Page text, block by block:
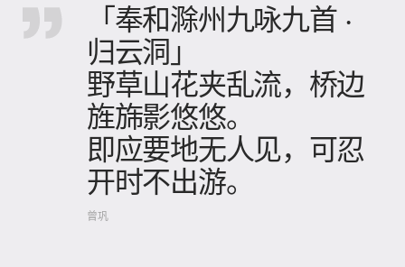
「奉和滁州九咏九首 ·
归云洞」
野草山花夹乱流，桥边
旌旆影悠悠。
即应要地无人见，可忍
开时不出游。
曾巩